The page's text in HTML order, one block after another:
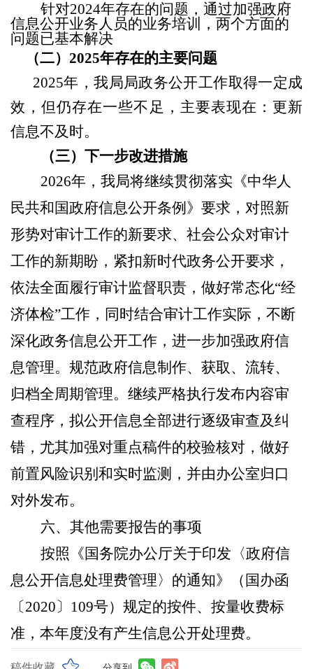
针对2024年存在的问题，通过加强政府
信息公开业务人员的业务培训，两个方面的
问题已基本解决
（二）2025年存在的主要问题
2025年，我局局政务公开工作取得一定成
效，但仍存在一些不足，主要表现在： 更新
信息不及时。
（三）下一步改进措施
2026年，我局将继续贯彻落实《中华人
民共和国政府信息公开条例》要求，对照新
形势对审计工作的新要求、社会公众对审计
工作的新期盼，紧扣新时代政务公开要求，
依法全面履行审计监督职责，做好常态化“经
济体检”工作，同时结合审计工作实际，不断
深化政务信息公开工作，进一步加强政府信
息管理。规范政府信息制作、获取、流转、
归档全周期管理。继续严格执行发布内容审
查程序，拟公开信息全部进行逐级审查及纠
错，尤其加强对重点稿件的校验核对，做好
前置风险识别和实时监测，并由办公室归口
对外发布。
六、其他需要报告的事项
按照《国务院办公厅关于印发〈政府信
息公开信息处理费管理〉的通知》（国办函
〔2020〕109号）规定的按件、按量收费标
准，本年度没有产生信息公开处理费。